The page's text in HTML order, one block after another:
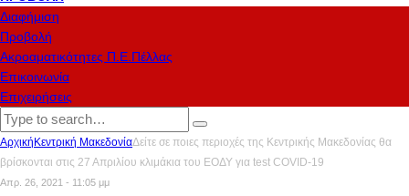
Διαφήμιση
Προβολή
Ακροαματικότητες Π.Ε.Πέλλας
Επικοινωνία
Επιχειρήσεις
Αρχική Κεντρική ΜακεδονίαΔείτε σε ποιες περιοχές της Κεντρικής Μακεδονίας θα
βρίσκονται στις 27 Απριλίου κλιμάκια του ΕΟΔΥ για test COVID-19
Απρ. 26, 2021 - 11:05 μμ